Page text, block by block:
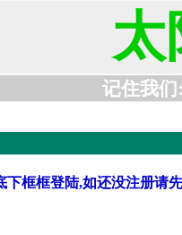
太
记住我们
下框框登陆,如还没注册请